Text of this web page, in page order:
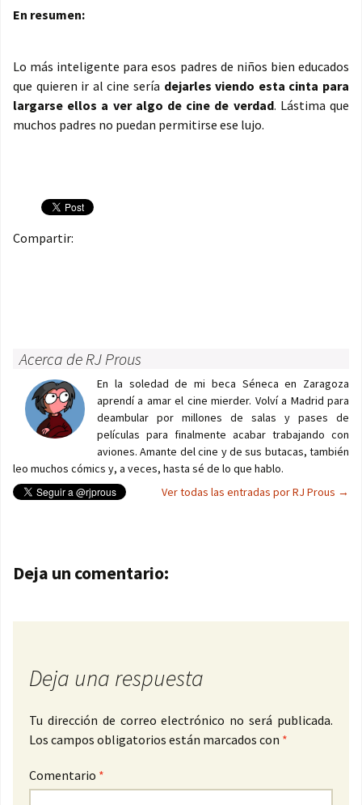
En resumen:
Lo más inteligente para esos padres de niños bien educados
que quieren ir al cine sería dejarles viendo esta cinta para
largarse ellos a ver algo de cine de verdad. Lástima que
muchos padres no puedan permitirse ese lujo.
Compartir:
Acerca de RJ Prous
En la soledad de mi beca Séneca en Zaragoza
aprendí a amar el cine mierder. Volví a Madrid para
deambular por millones de salas y pases de
películas para finalmente acabar trabajando con
aviones. Amante del cine y de sus butacas, también
leo muchos cómics y, a veces, hasta sé de lo que hablo.
Ver todas las entradas por RJ Prous →
Navegación de entradas
Deja un comentario:
Deja una respuesta
Tu dirección de correo electrónico no será publicada.
Los campos obligatorios están marcados con *
Comentario *